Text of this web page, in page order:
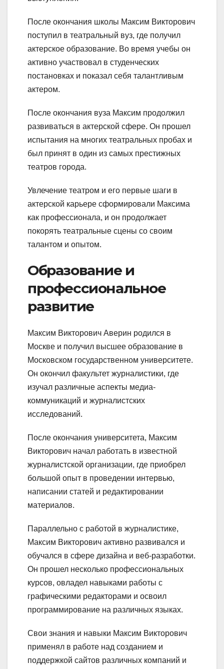
После окончания школы Максим Викторович
поступил в театральный вуз, где получил
актерское образование. Во время учебы он
активно участвовал в студенческих
постановках и показал себя талантливым
актером.
После окончания вуза Максим продолжил
развиваться в актерской сфере. Он прошел
испытания на многих театральных пробах и
был принят в один из самых престижных
театров города.
Увлечение театром и его первые шаги в
актерской карьере сформировали Максима
как профессионала, и он продолжает
покорять театральные сцены со своим
талантом и опытом.
Образование и
профессиональное
развитие
Максим Викторович Аверин родился в
Москве и получил высшее образование в
Московском государственном университете.
Он окончил факультет журналистики, где
изучал различные аспекты медиа-
коммуникаций и журналистских
исследований.
После окончания университета, Максим
Викторович начал работать в известной
журналистской организации, где приобрел
большой опыт в проведении интервью,
написании статей и редактировании
материалов.
Параллельно с работой в журналистике,
Максим Викторович активно развивался и
обучался в сфере дизайна и веб-разработки.
Он прошел несколько профессиональных
курсов, овладел навыками работы с
графическими редакторами и освоил
программирование на различных языках.
Свои знания и навыки Максим Викторович
применял в работе над созданием и
поддержкой сайтов различных компаний и